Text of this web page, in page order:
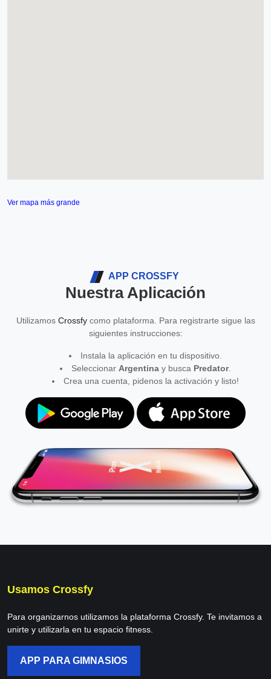
Ver mapa más grande
APP CROSSFY
Nuestra Aplicación
Utilizamos Crossfycomo plataforma. Para registrarte sigue las
siguientes instrucciones:
Instala la aplicación en tu dispositivo.
Seleccionar Argentinay busca Predator.
Crea una cuenta, pidenos la activación y listo!
Usamos Crossfy
Para organizarnos utilizamos la plataforma Crossfy. Te invitamos a
unirte y utilizarla en tu espacio fitness.
APP PARA GIMNASIOS